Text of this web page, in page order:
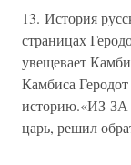
13. История
страницах
увещевает
Камбиса
историю.«ИЗ-
царь, решил